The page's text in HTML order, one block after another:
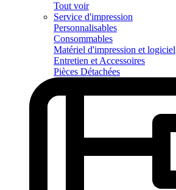
Tout voir
Service d'impression
Personnalisables
Consommables
Matériel d'impression et logiciel
Entretien et Accessoires
Pièces Détachées